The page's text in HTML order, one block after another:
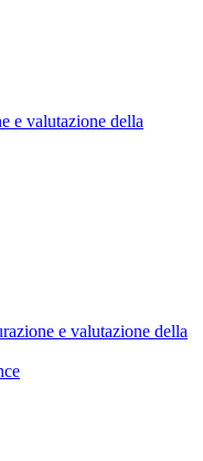
e valutazione della
e valutazione della